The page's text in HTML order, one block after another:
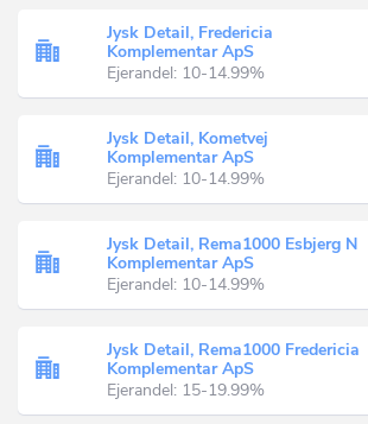
Jysk Detail, Fredericia
Komplementar ApS
Ejerandel: 10-14.99%
Jysk Detail, Kometvej
Komplementar ApS
Ejerandel: 10-14.99%
Jysk Detail, Rema1000 Esbjerg N
Komplementar ApS
Ejerandel: 10-14.99%
Jysk Detail, Rema1000 Fredericia
Komplementar ApS
Ejerandel: 15-19.99%